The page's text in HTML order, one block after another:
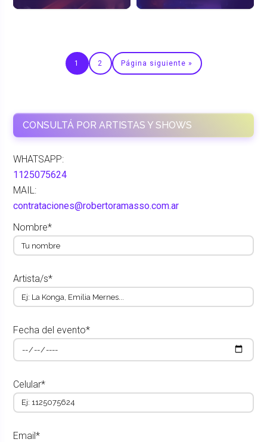
1 2 Página siguiente »
CONSULTÁ POR ARTISTAS Y SHOWS
WHATSAPP:
1125075624
MAIL:
contrataciones@robertoramasso.com.ar
Nombre*
Artista/s*
Fecha del evento*
Celular*
Email*